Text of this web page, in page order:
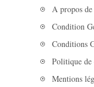
A propos de
Condition
Conditions
Politique
Mentions